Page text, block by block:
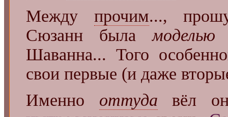
Между прочим...,
Сюзанн быламоделью
Шаванна... Того
свои первые (и даже
Именно оттуда вёл